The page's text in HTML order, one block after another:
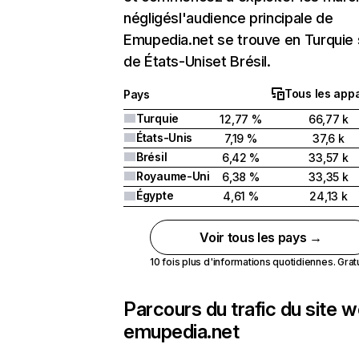
négligésl'audience principale de
Emupedia.net se trouve en Turquie
de États-Uniset Brésil.
Pays
Tous les
Turquie
12,77 %
66,77 k
États-Unis
7,19 %
37,6 k
Brésil
6,42 %
33,57 k
Royaume-Uni
6,38 %
33,35 k
Égypte
4,61 % 24,13 k
Voir tous les pays →
10 fois plus d'informations quotidiennes.
Parcours du trafic du site
emupedia.net